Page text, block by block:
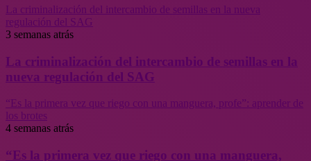
La criminalización del intercambio de semillas en la nueva
regulación del SAG
3 semanas atrás
La criminalización del intercambio de semillas en la
nueva regulación del SAG
“Es la primera vez que riego con una manguera, profe”: aprender de
los brotes
4 semanas atrás
“Es la primera vez que riego con una manguera,